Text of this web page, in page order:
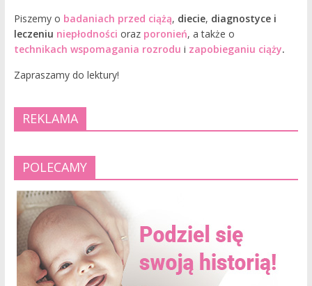
Piszemy o badaniach przed ciążą, diecie, diagnostyce i
leczeniu niepłodności oraz poronień, a także o
technikach wspomagania rozrodu i zapobieganiu ciąży.
Zapraszamy do lektury!
REKLAMA
POLECAMY